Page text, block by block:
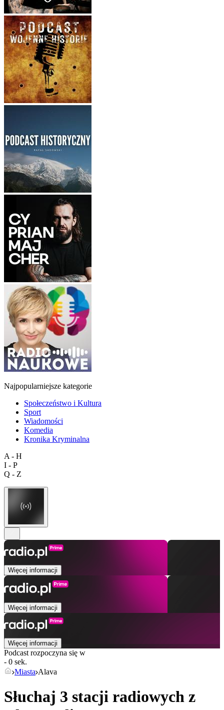
Najpopularniejsze kategorie
Społeczeństwo i Kultura
Sport
Wiadomości
Komedia
Kronika Kryminalna
A - H
I - P
Q - Z
Więcej informacji
Więcej informacji
Więcej informacji
Podcast rozpoczyna się w
- 0 sek.
Miasta Alava
Słuchaj 3 stacji radiowych z